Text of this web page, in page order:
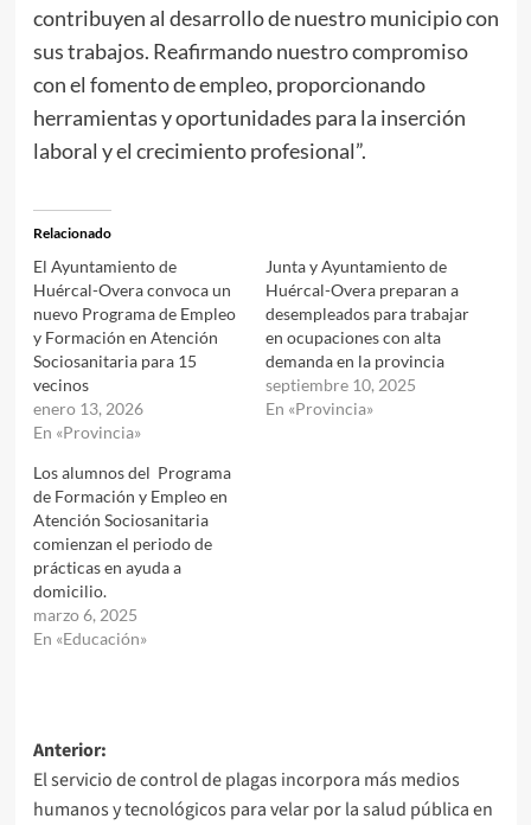
contribuyen al desarrollo de nuestro municipio con
sus trabajos. Reafirmando nuestro compromiso
con el fomento de empleo, proporcionando
herramientas y oportunidades para la inserción
laboral y el crecimiento profesional”.
Relacionado
El Ayuntamiento de
Huércal-Overa convoca un
nuevo Programa de Empleo
y Formación en Atención
Sociosanitaria para 15
vecinos
enero 13, 2026
En «Provincia»
Junta y Ayuntamiento de
Huércal-Overa preparan a
desempleados para trabajar
en ocupaciones con alta
demanda en la provincia
septiembre 10, 2025
En «Provincia»
Los alumnos del Programa
de Formación y Empleo en
Atención Sociosanitaria
comienzan el periodo de
prácticas en ayuda a
domicilio.
marzo 6, 2025
En «Educación»
Navegación
de
Anterior:
El servicio de control de plagas incorpora más medios
humanos y tecnológicos para velar por la salud pública en